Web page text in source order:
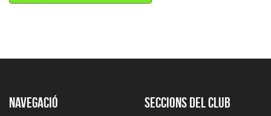
Navegació Seccions del club